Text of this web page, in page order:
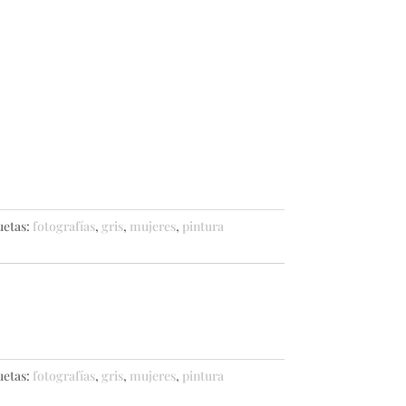
fotografías, gris, mujeres, pintura
fotografías, gris, mujeres, pintura